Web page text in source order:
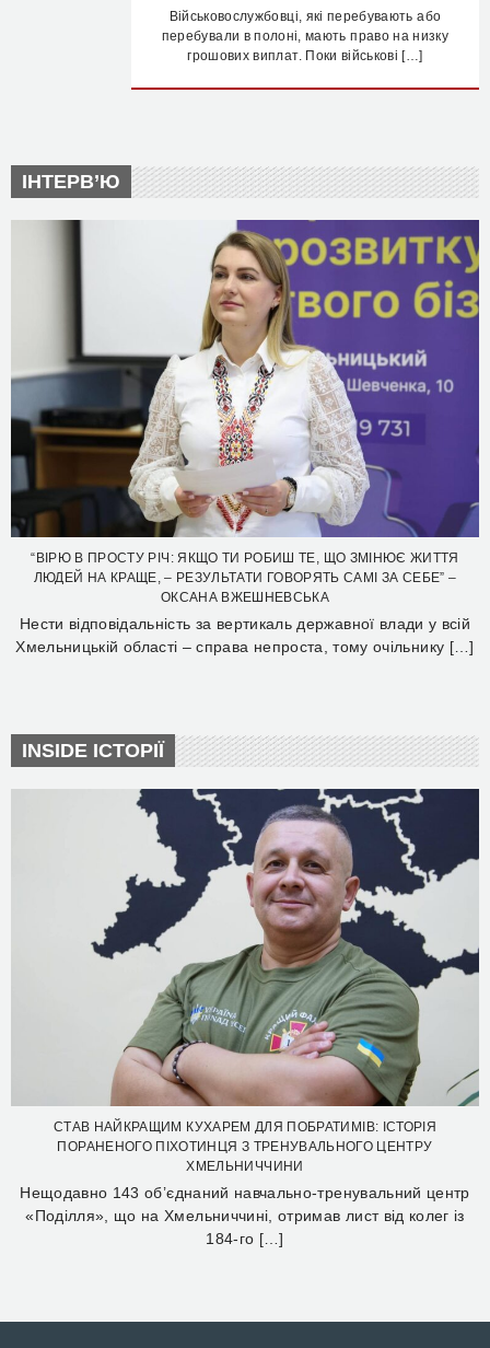
Військовослужбовці, які перебувають або
перебували в полоні, мають право на низку
грошових виплат. Поки військові […]
ІНТЕРВ’Ю
“ВІРЮ В ПРОСТУ РІЧ: ЯКЩО ТИ РОБИШ ТЕ, ЩО ЗМІНЮЄ ЖИТТЯ
ЛЮДЕЙ НА КРАЩЕ, – РЕЗУЛЬТАТИ ГОВОРЯТЬ САМІ ЗА СЕБЕ” –
ОКСАНА ВЖЕШНЕВСЬКА
Нести відповідальність за вертикаль державної влади у всій
Хмельницькій області – справа непроста, тому очільнику […]
INSIDE ІСТОРІЇ
СТАВ НАЙКРАЩИМ КУХАРЕМ ДЛЯ ПОБРАТИМІВ: ІСТОРІЯ
ПОРАНЕНОГО ПІХОТИНЦЯ З ТРЕНУВАЛЬНОГО ЦЕНТРУ
ХМЕЛЬНИЧЧИНИ
Нещодавно 143 об’єднаний навчально-тренувальний центр
«Поділля», що на Хмельниччині, отримав лист від колег із
184-го […]